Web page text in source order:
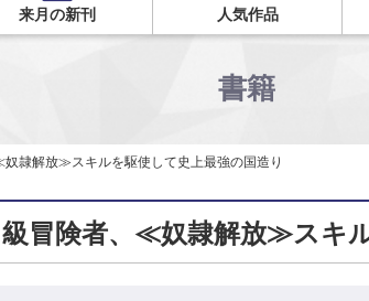
来月の新刊 人気作品
書籍
隷解放≫スキルを駆使して史上最強の国造り
冒険者、≪奴隷解放≫スキ